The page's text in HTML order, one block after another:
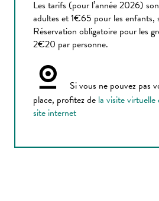
Les tarifs (pour l’année 2026)
adultes et 1€65 pour les enfants,
Réservation obligatoire pour les
2€20 par personne.
Si vous ne pouvez pas
place, profitez de la visite
site internet